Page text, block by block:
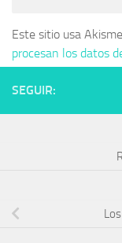
Este sitio usa
procesan los datos
SEGUIR: